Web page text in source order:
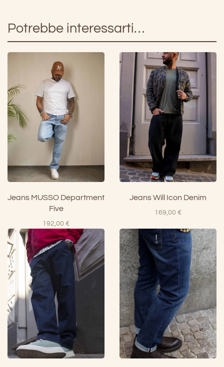
Potrebbe interessarti…
Jeans MUSSO Department
Five
192,00 €
Jeans Will Icon Denim
169,00 €